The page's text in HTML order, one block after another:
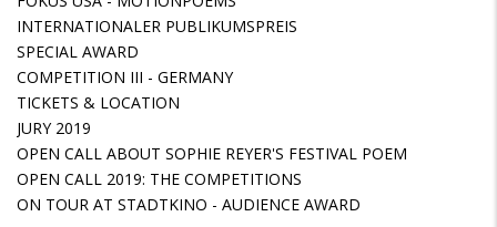
INTERNATIONALER PUBLIKUMSPREIS
SPECIAL AWARD
COMPETITION III - GERMANY
TICKETS & LOCATION
JURY 2019
OPEN CALL ABOUT SOPHIE REYER'S FESTIVAL POEM
OPEN CALL 2019: THE COMPETITIONS
ON TOUR AT STADTKINO - AUDIENCE AWARD